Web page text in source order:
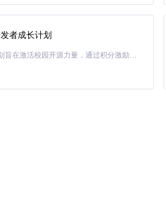
的太阳系示意图，行星比例科学准确，
的设计方案，需要体现家具布局和氛围。
者成长计划
「源启盛夏」暑期校园开发者成长计划旨在激活校园开源力量，通过积分激励、认证扶持、资源倾斜等形式，引导高校组织和开发者完成「入驻 — 建项目 — 做贡献 — 获认证 — 得资源」的完整闭环。无论你是想带领社团入驻平台的组织者，还是希望用代码贡献证明自己的开发者，都能在这里找到属于你的成长路径。